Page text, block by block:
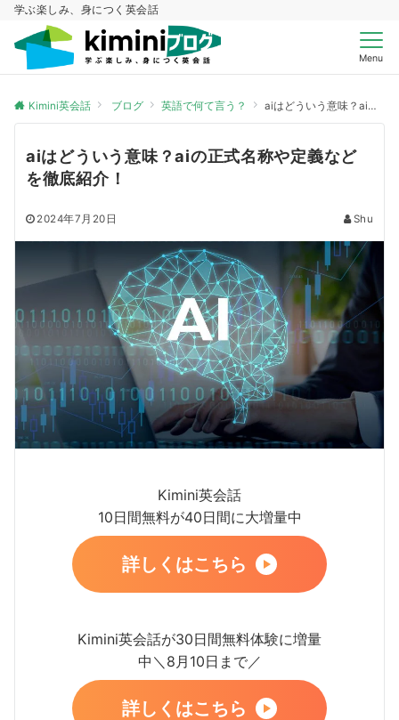
学ぶ楽しみ、身につく英会話
Menu
Kimini英会話 ブログ 英語で何て言う？ aiはどういう意味？aiの正式名称や定義などを徹底紹介！
aiはどういう意味？aiの正式名称や定義など
を徹底紹介！
2024年7月20日 Shu
Kimini英会話
10日間無料が40日間に大増量中
詳しくはこちら
Kimini英会話が30日間無料体験に増量
中＼8月10日まで／
詳しくはこちら